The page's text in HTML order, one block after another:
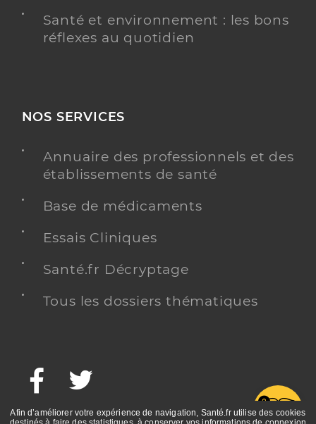
Santé et environnement : les bons
réflexes au quotidien
NOS SERVICES
Annuaire des professionnels et des
établissements de santé
Base de médicaments
Essais Cliniques
Santé.fr Décryptage
Tous les dossiers thématiques
Facebook
Afin d’améliorer votre expérience de navigation, Santé.fr utilise des cookies